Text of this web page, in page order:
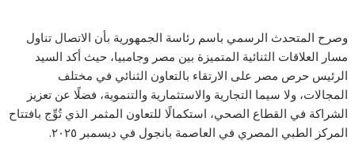
وصرح المتحدث الرسمي باسم رئاسة الجمهورية بأن الاتصال تناول
مسار العلاقات الثنائية المتميزة بين مصر وجامبيا، حيث أكد السيد
الرئيس حرص مصر على الارتقاء بالتعاون الثنائي في مختلف
المجالات، ولا سيما التجارية والاستثمارية والتنموية، فضلًا عن تعزيز
الشراكة في القطاع الصحي، استكمالًا للتعاون المثمر الذي تُوِّج بافتتاح
المركز الطبي المصري في العاصمة بانجول في ديسمبر ٢٠٢٥.